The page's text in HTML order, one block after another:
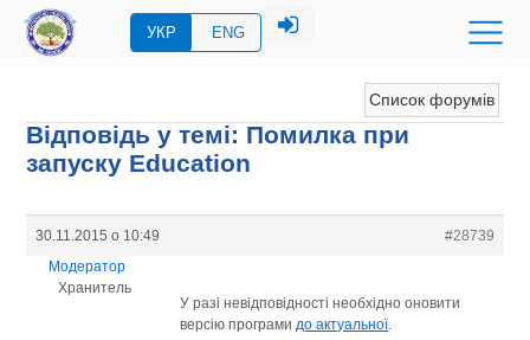
УКР ENG
Список форумів
Відповідь у темі: Помилка при
запуску Education
30.11.2015 о 10:49
#28739
Модератор
Хранитель
У разі невідповідності необхідно оновити
версію програми до актуальної.